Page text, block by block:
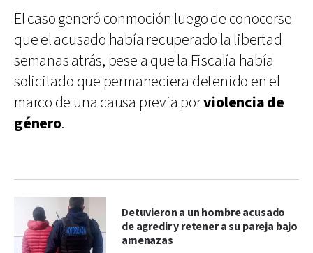
El caso generó conmoción luego de conocerse
que el acusado había recuperado la libertad
semanas atrás, pese a que la Fiscalía había
solicitado que permaneciera detenido en el
marco de una causa previa porviolencia de
género.
Detuvieron a un hombre acusado
de agredir y retener a su pareja bajo
amenazas